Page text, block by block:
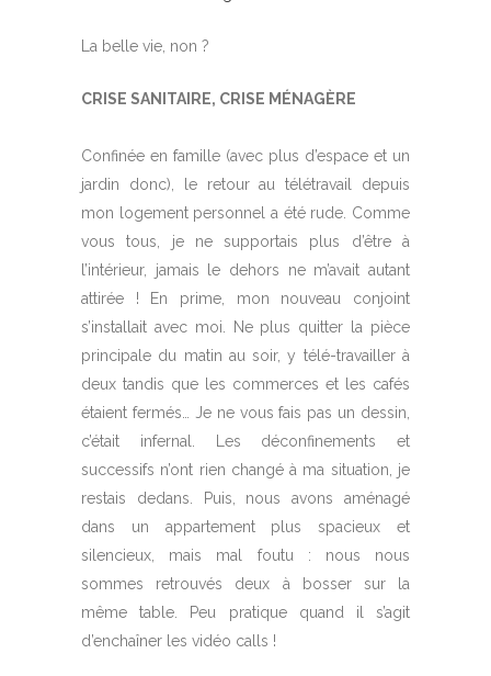
La belle vie, non ?
CRISE SANITAIRE, CRISE MÉNAGÈRE
Confinée en famille (avec plus d’espace et un
jardin donc), le retour au télétravail depuis
mon logement personnel a été rude. Comme
vous tous, je ne supportais plus d’être à
l’intérieur, jamais le dehors ne m’avait autant
attirée ! En prime, mon nouveau conjoint
s’installait avec moi. Ne plus quitter la pièce
principale du matin au soir, y télé-travailler à
deux tandis que les commerces et les cafés
étaient fermés… Je ne vous fais pas un dessin,
c’était infernal. Les déconfinements et
successifs n’ont rien changé à ma situation, je
restais dedans. Puis, nous avons aménagé
dans un appartement plus spacieux et
silencieux, mais mal foutu : nous nous
sommes retrouvés deux à bosser sur la
même table. Peu pratique quand il s’agit
d’enchaîner les vidéo calls !